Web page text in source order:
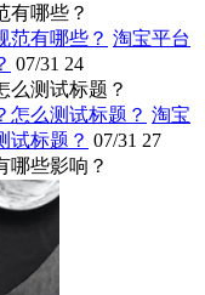
有哪些？
淘宝平台
07/31 24
么测试标题？
淘宝
试标题？ 07/31 27
哪些影响？